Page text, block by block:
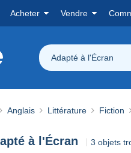
Acheter Vendre
Adapté à l'Écran
Anglais Littérature Fiction
à l'Écran 3 objets